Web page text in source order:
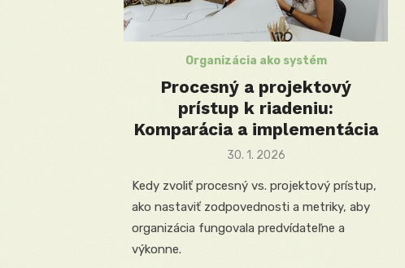
Organizácia ako systém
Procesný a projektový
prístup k riadeniu:
Komparácia a implementácia
Posted
30. 1. 2026
Kedy zvoliť procesný vs. projektový prístup,
ako nastaviť zodpovednosti a metriky, aby
organizácia fungovala predvídateľne a
výkonne.